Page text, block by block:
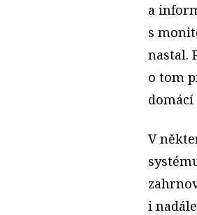
a
s
nastal.
o tom
domácí
V
i